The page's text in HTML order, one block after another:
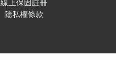
線上保固註冊
隱私權條款